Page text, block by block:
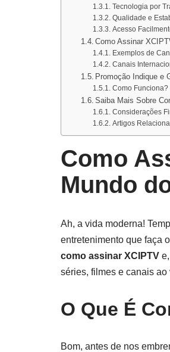
Tecnologia por
Qualidade e
Acesso
Como Assinar
Exemplos de
Canais
Promoção Indique e
Como Funciona?
Saiba Mais Sobre
Considerações
Artigos
Como
Mundo
Ah, a vida moderna!
entretenimento que faça
como assinar XCIPTV
séries, filmes e canais
O Que É
Bom, antes de nos